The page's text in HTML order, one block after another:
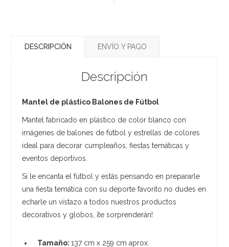
DESCRIPCIÓN ENVÍO Y PAGO
Descripción
Mantel de plástico Balones de Fútbol
Mantel fabricado en plástico de color blanco con
imágenes de balones de fútbol y estrellas de colores
ideal para decorar cumpleaños, fiestas temáticas y
eventos deportivos.
Si le encanta el fútbol y estás pensando en prepararle
una fiesta temática con su deporte favorito no dudes en
echarle un vistazo a todos nuestros productos
decorativos y globos, ¡te sorprenderán!
Tamaño:137 cm x 259 cm aprox.